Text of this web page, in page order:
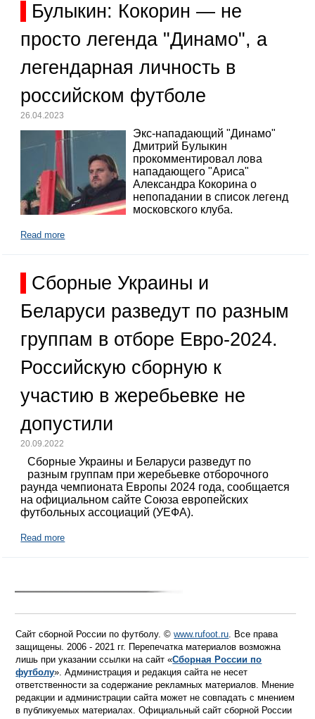
Булыкин: Кокорин — не
просто легенда "Динамо", а
легендарная личность в
российском футболе
26.04.2023
Экс-нападающий "Динамо"
Дмитрий Булыкин
прокомментировал лова
нападающего "Ариса"
Александра Кокорина о
непопадании в список легенд
московского клуба.
Read more
Сборные Украины и
Беларуси разведут по разным
группам в отборе Евро-2024.
Российскую сборную к
участию в жеребьевке не
допустили
20.09.2022
Сборные Украины и Беларуси разведут по
разным группам при жеребьевке отборочного
раунда чемпионата Европы 2024 года, сообщается
на официальном сайте Союза европейских
футбольных ассоциаций (УЕФА).
Read more
Сайт сборной России по футболу. ©www.rufoot.ru. Все права
защищены. 2006 - 2021 гг. Перепечатка материалов возможна
лишь при указании ссылки на сайт «Сборная России по
футболу». Администрация и редакция сайта не несет
ответственности за содержание рекламных материалов. Мнение
редакции и администрации сайта может не совпадать с мнением
в публикуемых материалах. Официальный сайт сборной России